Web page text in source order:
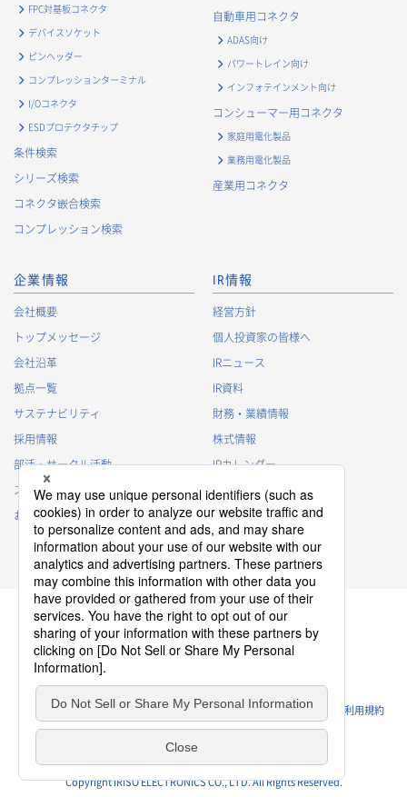
FPC対基板コネクタ
デバイスソケット
ピンヘッダー
コンプレッションターミナル
I/Oコネクタ
ESDプロテクタチップ
条件検索
シリーズ検索
コネクタ嵌合検索
コンプレッション検索
自動車用コネクタ
ADAS向け
パワートレイン向け
インフォテインメント向け
コンシューマー用コネクタ
家庭用電化製品
業務用電化製品
産業用コネクタ
企業情報
会社概要
トップメッセージ
会社沿革
拠点一覧
サステナビリティ
採用情報
部活・サークル活動
スポンサー活動
お問い合わせ
IR情報
経営方針
個人投資家の皆様へ
IRニュース
IR資料
財務・業績情報
株式情報
IRカレンダー
IRに関するよくあるご質問
IRポリシー
免責事項
プライバシーポリシー
クッキーポリシー
ソーシャルメディアポリシー
ウェブサイトのご利用条件 利用規約
Copyright IRISO ELECTRONICS CO., LTD. All Rights Reserved.